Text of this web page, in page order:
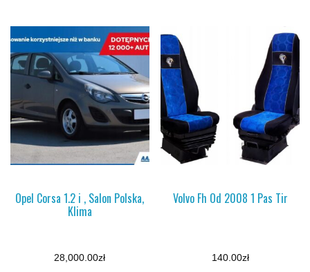
Opel Corsa 1.2 i , Salon Polska,
Klima
28,000.00zł
Volvo Fh Od 2008 1 Pas Tir
140.00zł